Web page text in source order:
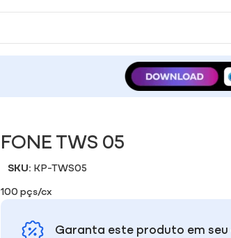
FONE TWS 05
SKU: KP-TWS05
100 pçs/cx
Garanta este produto em